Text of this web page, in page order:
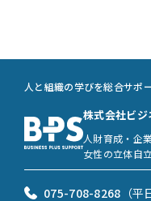
人と組織の学びを総合サポ
株式会社ビジ
人財育成・企
女性の立体自
075-708-8268 （